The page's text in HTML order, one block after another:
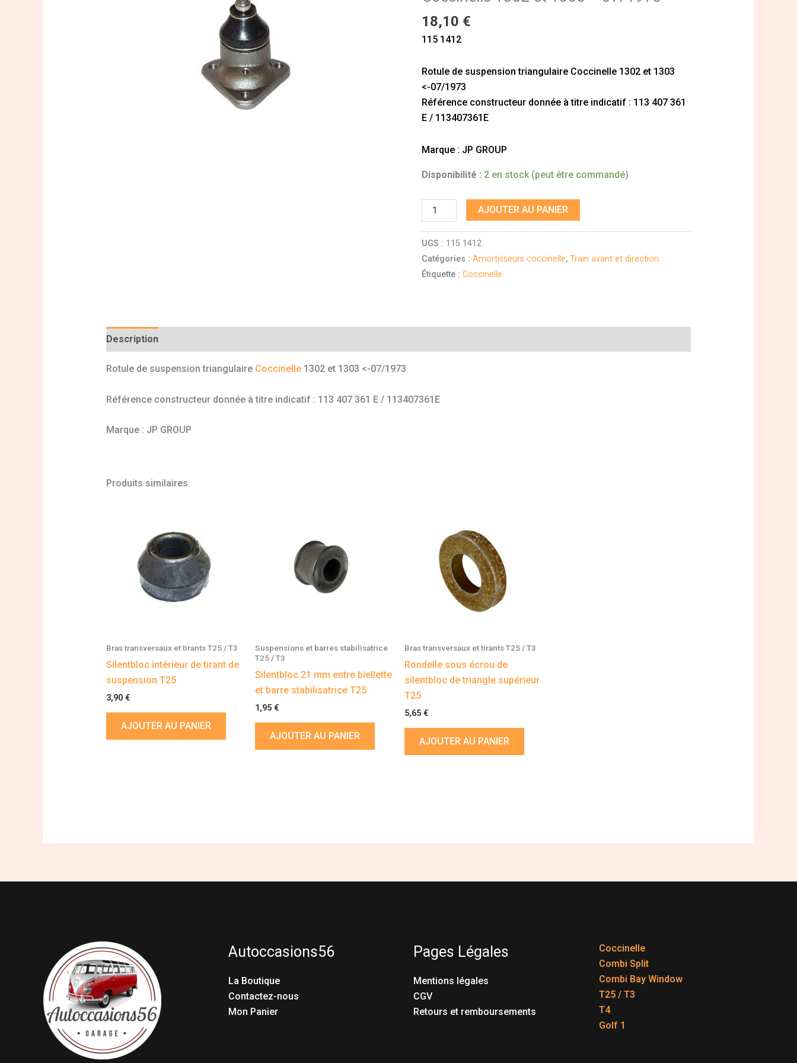
18,10 €
115 1412
Rotule de suspension triangulaire Coccinelle 1302 et 1303
<-07/1973
Référence constructeur donnée à titre indicatif : 113 407 361
E / 113407361E
Marque : JP GROUP
Disponibilité : 2 en stock (peut être commandé)
et
1303
AJOUTER AU PANIER
UGS : 115 1412
Catégories :Amortisseurs coccinelle,Train avant et direction
Étiquette :Coccinelle
Description
Rotule de suspension triangulaire Coccinelle1302 et 1303 <-07/1973
Référence constructeur donnée à titre indicatif : 113 407 361 E / 113407361E
Marque : JP GROUP
Produits similaires
Bras transversaux et tirants T25 / T3
Silentbloc intérieur de tirant de
suspension T25
3,90 €
AJOUTER AU PANIER
Suspensions et barres stabilisatrice
T25 / T3
Silentbloc 21 mm entre biellette
et barre stabilisatrice T25
1,95€
AJOUTER AU PANIER
Bras transversaux et tirants T25 / T3
Rondelle sous écrou de
silentbloc de triangle supérieur
T25
5,65 €
AJOUTER AU PANIER
Autoccasions56
La Boutique
Contactez-nous
Mon Panier
Pages Légales
Mentions légales
CGV
Retours et remboursements
Coccinelle
Combi Split
Combi Bay Window
T25 / T3
T4
Golf 1